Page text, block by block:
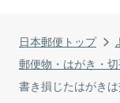
日本郵便トップ
郵便物・はがき・
書き損じたはがき